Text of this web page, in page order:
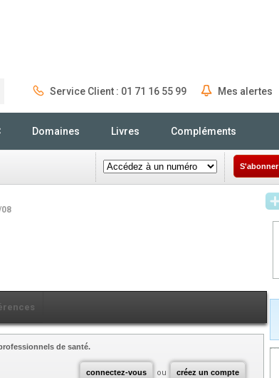
Service Client : 01 71 16 55 99 Mes alertes
Domaines Livres Compléments
S'abonner
connectez-vous ou créez un compte
de santé.